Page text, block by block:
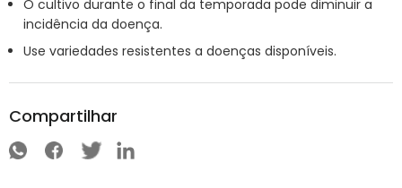
O cultivo durante o final da temporada pode diminuir a
incidência da doença.
Use variedades resistentes a doenças disponíveis.
Compartilhar